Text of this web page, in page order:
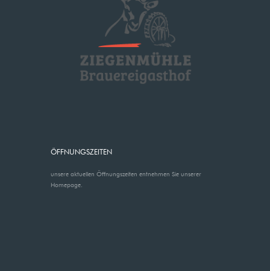
ÖFFNUNGSZEITEN
unsere aktuellen Öffnungszeiten entnehmen Sie unserer
Homepage.